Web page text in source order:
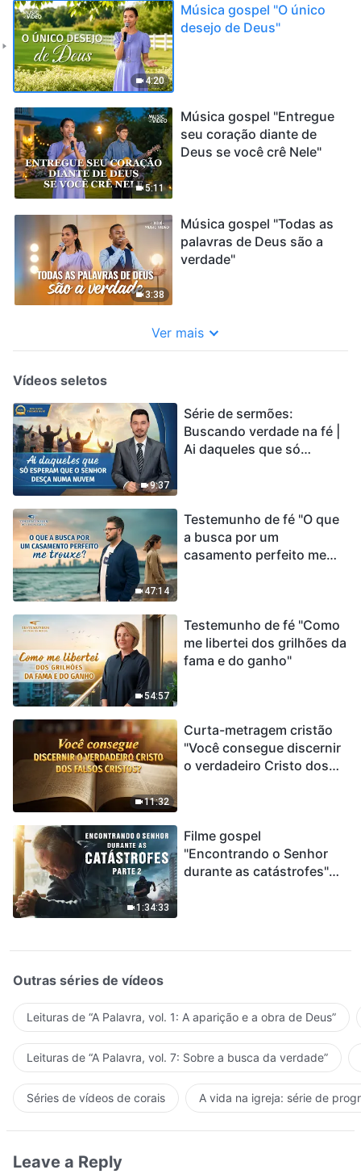
4:20
Música gospel "O único
desejo de Deus"
5:11
Música gospel "Entregue
seu coração diante de
Deus se você crê Nele"
3:38
Música gospel "Todas as
palavras de Deus são a
verdade"
Ver mais
Vídeos seletos
9:37
Série de sermões:
Buscando verdade na fé |
Ai daqueles que só
47:14
Testemunho de fé "O que
a busca por um
casamento perfeito me
54:57
Testemunho de fé "Como
me libertei dos grilhões da
fama e do ganho"
11:32
Curta-metragem cristão
"Você consegue discernir
o verdadeiro Cristo dos
1:34:33
Filme gospel
"Encontrando o Senhor
durante as catástrofes"
encontrou uma maneira
de sobreviver?
Outras séries de vídeos
Leituras de “A Palavra, vol. 1: A aparição e a obra de Deus”
Leituras de “A Palavra, vol. 7: Sobre a busca da verdade”
Séries de vídeos de corais A vida na igreja: série de
Leave a Reply